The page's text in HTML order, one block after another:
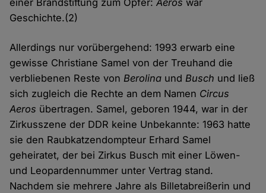
einer Brandstiftung zum Opfer:Aeros war
Geschichte.(2)
Allerdings nur vorübergehend: 1993 erwarb eine
gewisse Christiane Samel von der Treuhand die
verbliebenen Reste vonBerolina undBusch und ließ
sich zugleich die Rechte an dem Namen Circus
Aeros übertragen. Samel, geboren 1944, war in der
Zirkusszene der DDR keine Unbekannte: 1963 hatte
sie den Raubkatzendompteur Erhard Samel
geheiratet, der bei Zirkus Busch mit einer Löwen-
und Leopardennummer unter Vertrag stand.
Nachdem sie mehrere Jahre als Billetabreißerin und